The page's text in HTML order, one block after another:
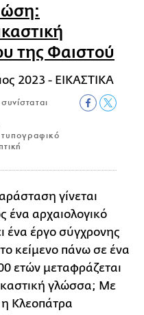
της Φαιστού
γίνεται
ένα αρχαιολογικό
ένα έργο σύγχρονης
κείμενο πάνω σε ένα
ετών μεταφράζεται
γλώσσα; Με
Κλεοπάτρα